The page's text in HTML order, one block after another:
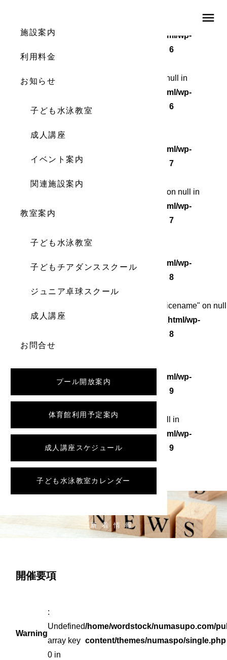
menu
施設案内
利用料金
お知らせ
子ども水泳教室
成人講座
イベント案内
関連施設案内
教室案内
子ども水泳教室
子どもチアダンススクール
ジュニア卓球スクール
成人講座
お問合せ
プール開放案内
体育館利用予定案内
成人講座スケジュール
子ども水泳教室カレンダー
/home/wordstock/numasupo.com/public_html/wp-
6
Warning: Attempt to read property "cat_ID" on null in
/home/wordstock/numasupo.com/public_html/wp-
content/themes/numaspo/single.php
6
Warning: Undefined array key 0 in
/home/wordstock/numasupo.com/public_html/wp-
content/themes/numaspo/single.php
7
: Attempt to read property "cat_name" on null in
/home/wordstock/numasupo.com/public_html/wp-
content/themes/numaspo/single.php
7
: Undefined array key 0 in
/home/wordstock/numasupo.com/public_html/wp-
8
: Attempt to read property "category_nicename" on null
/home/wordstock/numasupo.com/public_html/wp-
8
/home/wordstock/numasupo.com/public_html/wp-
9
: Attempt to read property "slug" on null in
/home/wordstock/numasupo.com/public_html/wp-
content/themes/numaspo/single.php
9
新着情報
開催要項
Warning
:
Undefined
array key
0 in
/home/wordstock/numasupo.com/
content/themes/numaspo/single.php